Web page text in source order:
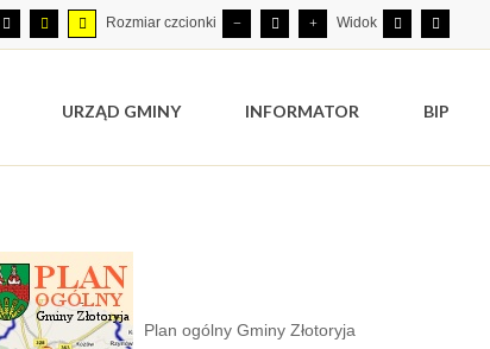
Rozmiar czcionki Widok
URZĄD GMINY INFORMATOR BIP
Plan ogólny Gminy Złotoryja